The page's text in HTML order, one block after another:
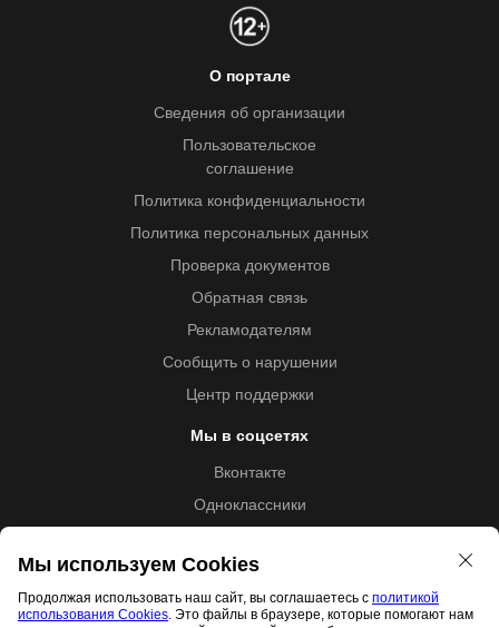
О портале
Сведения об организации
Пользовательское
соглашение
Политика конфиденциальности
Политика персональных данных
Проверка документов
Обратная связь
Рекламодателям
Сообщить о нарушении
Центр поддержки
Мы в соцсетях
Вконтакте
Одноклассники
Мы используем Cookies
Продолжая использовать наш сайт, вы соглашаетесь с политикой
использования Cookies. Это файлы в браузере, которые помогают нам